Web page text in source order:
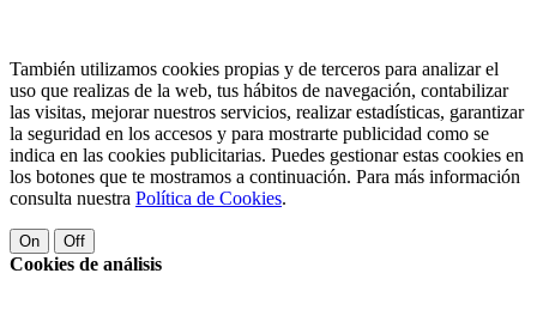
También utilizamos cookies propias y de terceros para analizar el
uso que realizas de la web, tus hábitos de navegación, contabilizar
las visitas, mejorar nuestros servicios, realizar estadísticas, garantizar
la seguridad en los accesos y para mostrarte publicidad como se
indica en las cookies publicitarias. Puedes gestionar estas cookies en
los botones que te mostramos a continuación. Para más información
consulta nuestra Política de Cookies.
On Off
Cookies de análisis